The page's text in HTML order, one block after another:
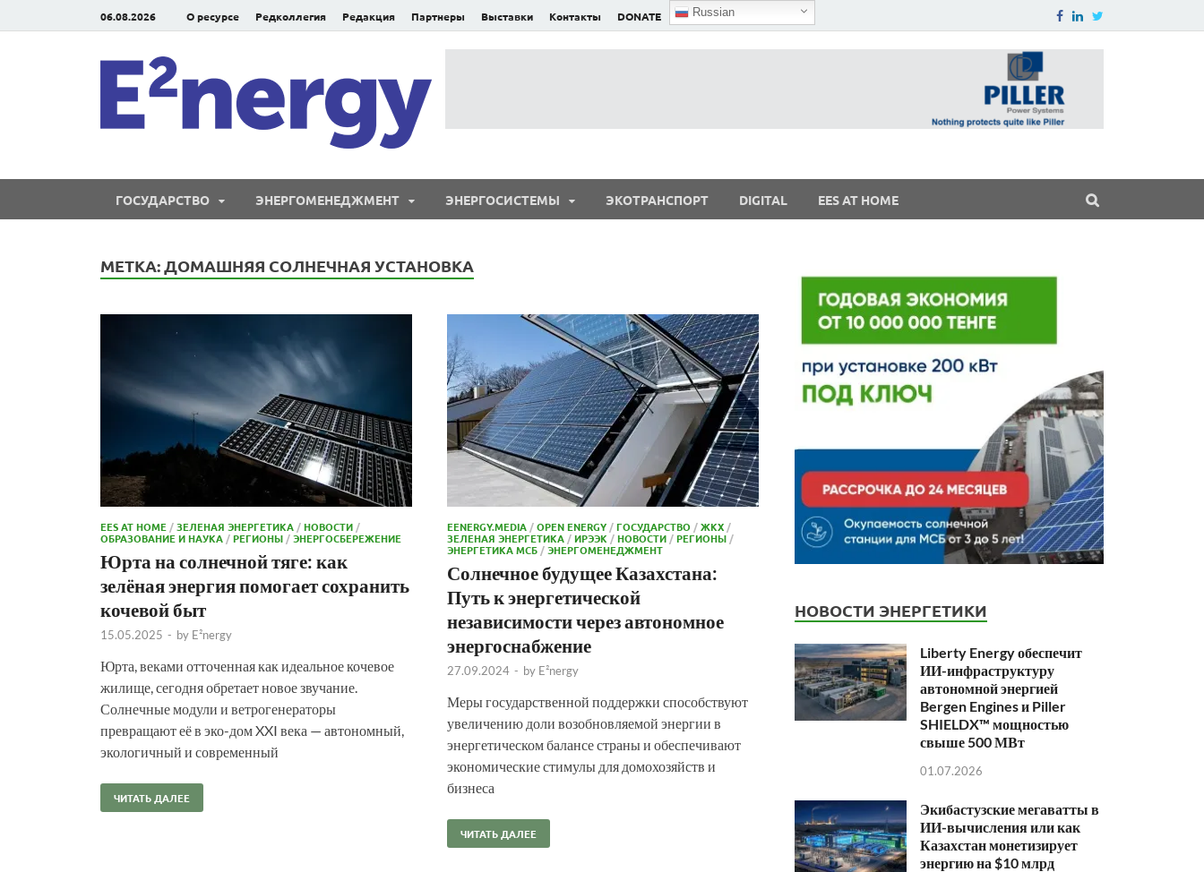
06.08.2026 О ресурсе Редколлегия Редакция Партнеры Выставки Контакты DONATE Russian
ГОСУДАРСТВО ЭНЕРГОМЕНЕДЖМЕНТ ЭНЕРГОСИСТЕМЫ ЭКОТРАНСПОРТ DIGITAL EES AT HOME
МЕТКА:ДОМАШНЯЯ СОЛНЕЧНАЯ УСТАНОВКА
EES AT HOME /ЗЕЛЕНАЯ ЭНЕРГЕТИКА /НОВОСТИ /
ОБРАЗОВАНИЕ И НАУКА /РЕГИОНЫ /ЭНЕРГОСБЕРЕЖЕНИЕ
Юрта на солнечной тяге: как
зелёная энергия помогает сохранить
кочевой быт
15.05.2025 - by E²nergy
Юрта, веками отточенная как идеальное кочевое
жилище, сегодня обретает новое звучание.
Солнечные модули и ветрогенераторы
превращают её в эко-дом XXI века — автономный,
экологичный и современный
ЧИТАТЬ ДАЛЕЕ
EENERGY.MEDIA /OPEN ENERGY /ГОСУДАРСТВО /ЖКХ /
ЗЕЛЕНАЯ ЭНЕРГЕТИКА /ИРЭЭК /НОВОСТИ /РЕГИОНЫ /
ЭНЕРГЕТИКА МСБ /ЭНЕРГОМЕНЕДЖМЕНТ
Солнечное будущее Казахстана:
Путь к энергетической
независимости через автономное
энергоснабжение
27.09.2024 - by E²nergy
Меры государственной поддержки способствуют
увеличению доли возобновляемой энергии в
энергетическом балансе страны и обеспечивают
экономические стимулы для домохозяйств и
бизнеса
ЧИТАТЬ ДАЛЕЕ
НОВОСТИ ЭНЕРГЕТИКИ
Liberty Energy обеспечит
ИИ-инфраструктуру
автономной энергией
Bergen Engines и Piller
SHIELDX™ мощностью
свыше 500 МВт
01.07.2026
Экибастузские мегаватты в
ИИ-вычисления или как
Казахстан монетизирует
энергию на $10 млрд